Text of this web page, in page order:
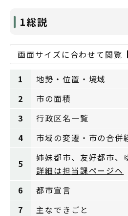
1総説
画面サイズに合わせて閲覧
1
地勢・位置・境域
2
市の面積
3
行政区名一覧
4
市域の変遷・市の合併
5
姉妹都市、友好都市、
詳細は担当課ページへ
6
都市宣言
7
主なできごと